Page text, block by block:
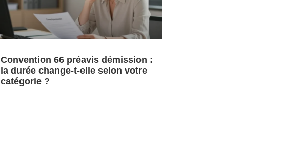
Convention 66 préavis démission :
la durée change-t-elle selon votre
catégorie ?